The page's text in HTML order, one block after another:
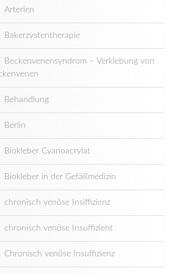
Arterien
Bakerzystentherapie
Beckenvenensyndrom – Verklebung von
Behandlung
Berlin
Biokleber Cyanoacrylat
Biokleber in der Gefäßmedizin
chronisch venöse Insiffizienz
chronisch venöse Insuffizient
Chronisch venöse Insuffizienz